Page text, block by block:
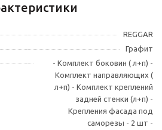
REGGAR
Графит
- Комплект боковин ( л+п) -
Комплект направляющих (
л+п) - Комплект креплений
задней стенки (л+п) -
Крепления фасада под
саморезы - 2 шт -